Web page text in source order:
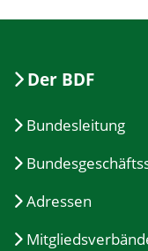
Der BDF
Bundesleitung
Adressen